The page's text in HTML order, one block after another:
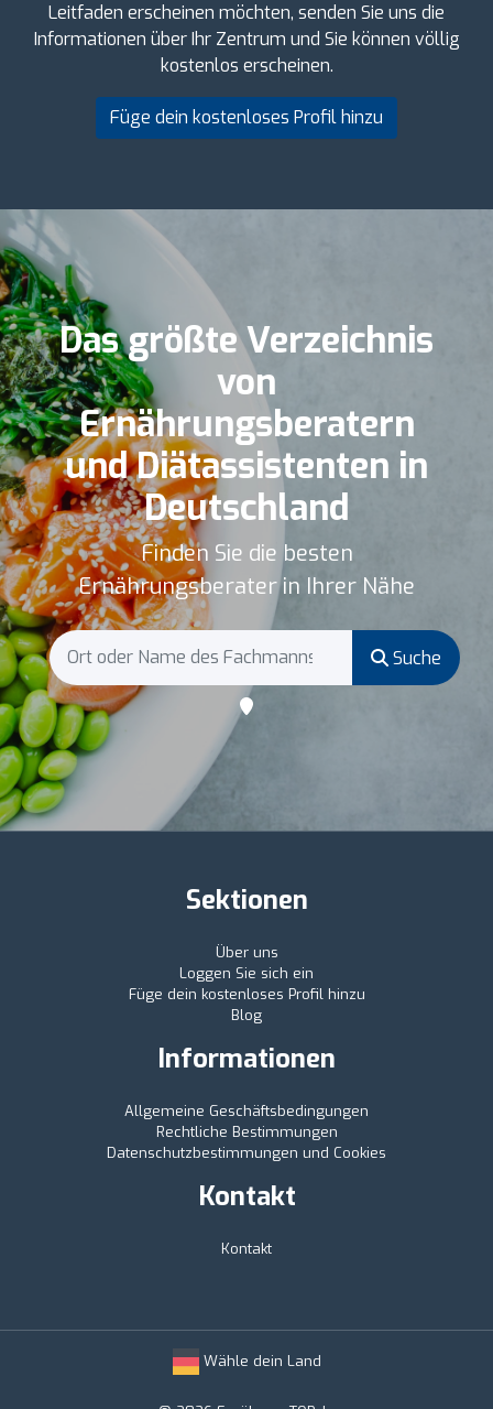
Leitfaden erscheinen möchten, senden Sie uns die
Informationen über Ihr Zentrum und Sie können völlig
kostenlos erscheinen.
Füge dein kostenloses Profil hinzu
Das größte Verzeichnis
von
Ernährungsberatern
und Diätassistenten in
Deutschland
Finden Sie die besten
Ernährungsberater in Ihrer Nähe
Suche
Sektionen
Über uns
Loggen Sie sich ein
Füge dein kostenloses Profil hinzu
Blog
Informationen
Allgemeine Geschäftsbedingungen
Rechtliche Bestimmungen
Datenschutzbestimmungen und Cookies
Kontakt
Kontakt
Wähle dein Land